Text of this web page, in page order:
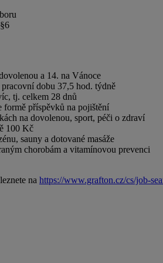
a 14. na Vánoce
dobu 37,5 hod. týdně
tj. celkem 28 dnů
formě příspěvků na pojištění
na dovolenou, sport, péči o zdraví
100 Kč
sauny a dotované masáže
chorobám a vitamínovou prevenci
na https://www.grafton.cz/cs/job-